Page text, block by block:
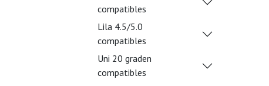
compatibles
Lila 4.5/5.0
compatibles
Uni 20 graden
compatibles